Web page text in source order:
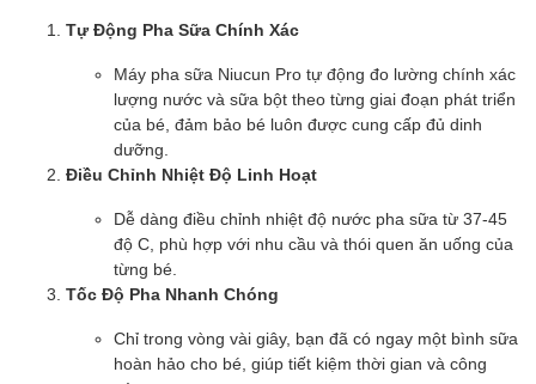
Tự Động Pha Sữa Chính Xác
Máy pha sữa Niucun Pro tự động đo lường chính xác
lượng nước và sữa bột theo từng giai đoạn phát triển
của bé, đảm bảo bé luôn được cung cấp đủ dinh
dưỡng.
Điều Chỉnh Nhiệt Độ Linh Hoạt
Dễ dàng điều chỉnh nhiệt độ nước pha sữa từ 37-45
độ C, phù hợp với nhu cầu và thói quen ăn uống của
từng bé.
Tốc Độ Pha Nhanh Chóng
Chỉ trong vòng vài giây, bạn đã có ngay một bình sữa
hoàn hảo cho bé, giúp tiết kiệm thời gian và công